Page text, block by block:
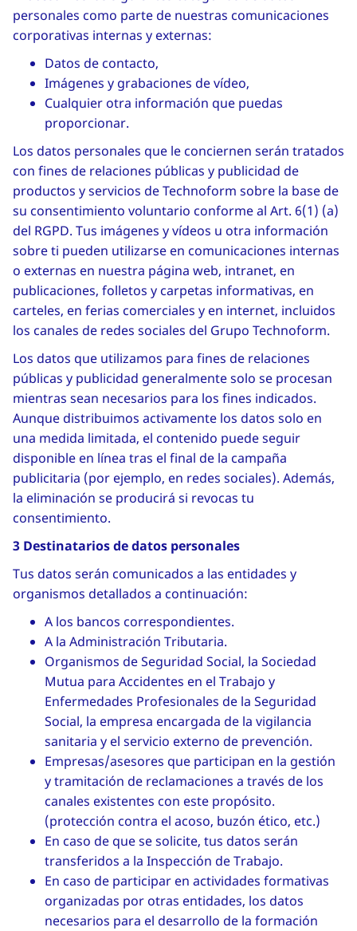
personales como parte de nuestras comunicaciones
corporativas internas y externas:
Datos de contacto,
Imágenes y grabaciones de vídeo,
Cualquier otra información que puedas
proporcionar.
Los datos personales que le conciernen serán tratados
con fines de relaciones públicas y publicidad de
productos y servicios de Technoform sobre la base de
su consentimiento voluntario conforme al Art. 6(1) (a)
del RGPD. Tus imágenes y vídeos u otra información
sobre ti pueden utilizarse en comunicaciones internas
o externas en nuestra página web, intranet, en
publicaciones, folletos y carpetas informativas, en
carteles, en ferias comerciales y en internet, incluidos
los canales de redes sociales del Grupo Technoform.
Los datos que utilizamos para fines de relaciones
públicas y publicidad generalmente solo se procesan
mientras sean necesarios para los fines indicados.
Aunque distribuimos activamente los datos solo en
una medida limitada, el contenido puede seguir
disponible en línea tras el final de la campaña
publicitaria (por ejemplo, en redes sociales). Además,
la eliminación se producirá si revocas tu
consentimiento.
3 Destinatarios de datos personales
Tus datos serán comunicados a las entidades y
organismos detallados a continuación:
A los bancos correspondientes.
A la Administración Tributaria.
Organismos de Seguridad Social, la Sociedad
Mutua para Accidentes en el Trabajo y
Enfermedades Profesionales de la Seguridad
Social, la empresa encargada de la vigilancia
sanitaria y el servicio externo de prevención.
Empresas/asesores que participan en la gestión
y tramitación de reclamaciones a través de los
canales existentes con este propósito.
(protección contra el acoso, buzón ético, etc.)
En caso de que se solicite, tus datos serán
transferidos a la Inspección de Trabajo.
En caso de participar en actividades formativas
organizadas por otras entidades, los datos
necesarios para el desarrollo de la formación